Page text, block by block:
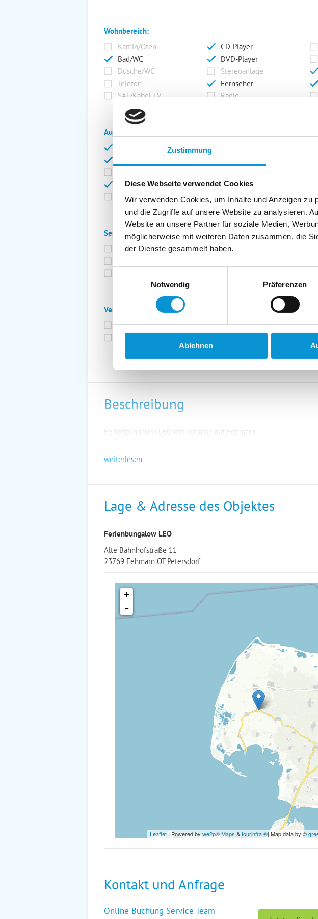
Zustimmung
Diese Webseite verwendet Cookies
Wir verwenden Cookies, um Inhalte und Anzeigen
und die Zugriffe auf unsere Website zu analysieren.
Website an unsere Partner für soziale Medien,
möglicherweise mit weiteren Daten zusammen, die
der Dienste gesammelt haben.
Notwendig
Präferenzen
Ablehnen
Wohnbereich:
Kamin/Ofen
CD-Player
Bad/WC
DVD-Player
Dusche/WC
Stereoanlage
Telefon
Fernseher
SAT/Kabel-TV
Radio
Außenanlage:
Garten/Liegewiese
Terrasse
Kinderspielplatz
Balkon
Abstellraum
Service:
Bettwäsche inkl.
Geschirrtücher inkl.
Verpflegung:
Brötchenservice
Frühstück möglich
Vollpension möglich
Beschreibung
Ferienbungalow LEO mit Terrasse auf Fehmarn
weiterlesen
Lage & Adresse des Objektes
Ferienbungalow LEO
Alte Bahnhofstraße 11
23769 Fehmarn OT Petersdorf
+
-
Leaflet| Powered bywe2p® Maps &tourinfra ®| Map data by ©
Kontakt und Anfrage
Online Buchung Service Team